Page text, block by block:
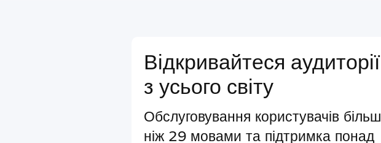
Відкривайтеся аудиторії
з усього світу
Обслуговування користувачів більш
ніж 29 мовами та підтримка понад